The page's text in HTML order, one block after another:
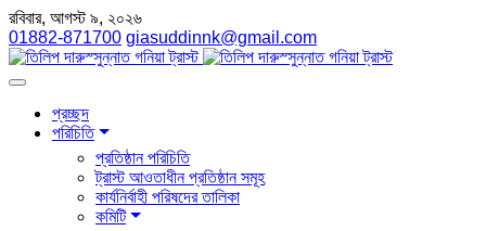
রবিবার, আগস্ট ৯, ২০২৬
01882-871700 giasuddinnk@gmail.com
প্রচ্ছদ
পরিচিতি
প্রতিষ্ঠান পরিচিতি
ট্রাস্ট আওতাধীন প্রতিষ্ঠান সমূহ
কার্যনির্বাহী পরিষদের তালিকা
কমিটি